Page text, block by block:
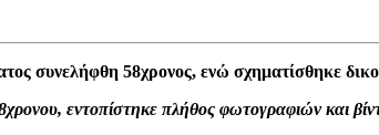
συνελήφθη 58χρονος, ενώ σχηματίσθηκε
εντοπίστηκε πλήθος φωτογραφιών και